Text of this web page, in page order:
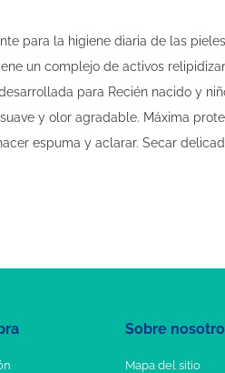
para la higiene diaria de las
un complejo de activos
para Recién nacido y
y olor agradable. Máxima
espuma y aclarar. Secar
Sobre
Mapa del sitio